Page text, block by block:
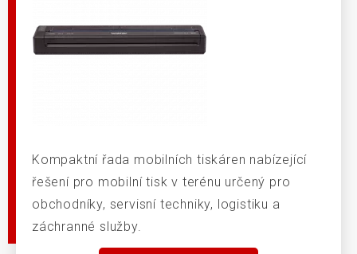
Kompaktní řada mobilních tiskáren nabízející
řešení pro mobilní tisk v terénu určený pro
obchodníky, servisní techniky, logistiku a
záchranné služby.